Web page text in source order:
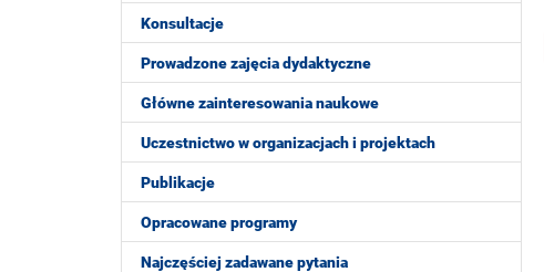
Konsultacje
Prowadzone zajęcia dydaktyczne
Główne zainteresowania naukowe
Uczestnictwo w organizacjach i projektach
Publikacje
Opracowane programy
Najczęściej zadawane pytania